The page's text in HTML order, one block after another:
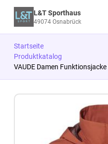
L&T Sporthaus
49074 Osnabrück
Startseite
Produktkatalog
VAUDE Damen